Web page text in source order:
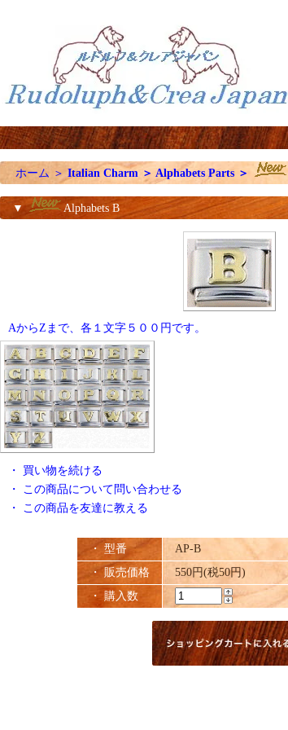
ホーム ＞Italian Charm ＞ Alphabets Parts ＞
▼ Alphabets B
AからZまで、各１文字５００円です。
・ 買い物を続ける
・
この商品について問い合わせる
・
この商品を友達に教える
・ 型番
AP-B
・ 販売価格
550円(税50円)
・ 購入数